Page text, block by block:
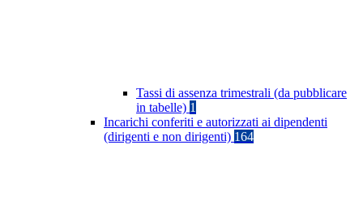
Tassi di assenza trimestrali (da pubblicare
in tabelle) 1
Incarichi conferiti e autorizzati ai dipendenti
(dirigenti e non dirigenti) 164